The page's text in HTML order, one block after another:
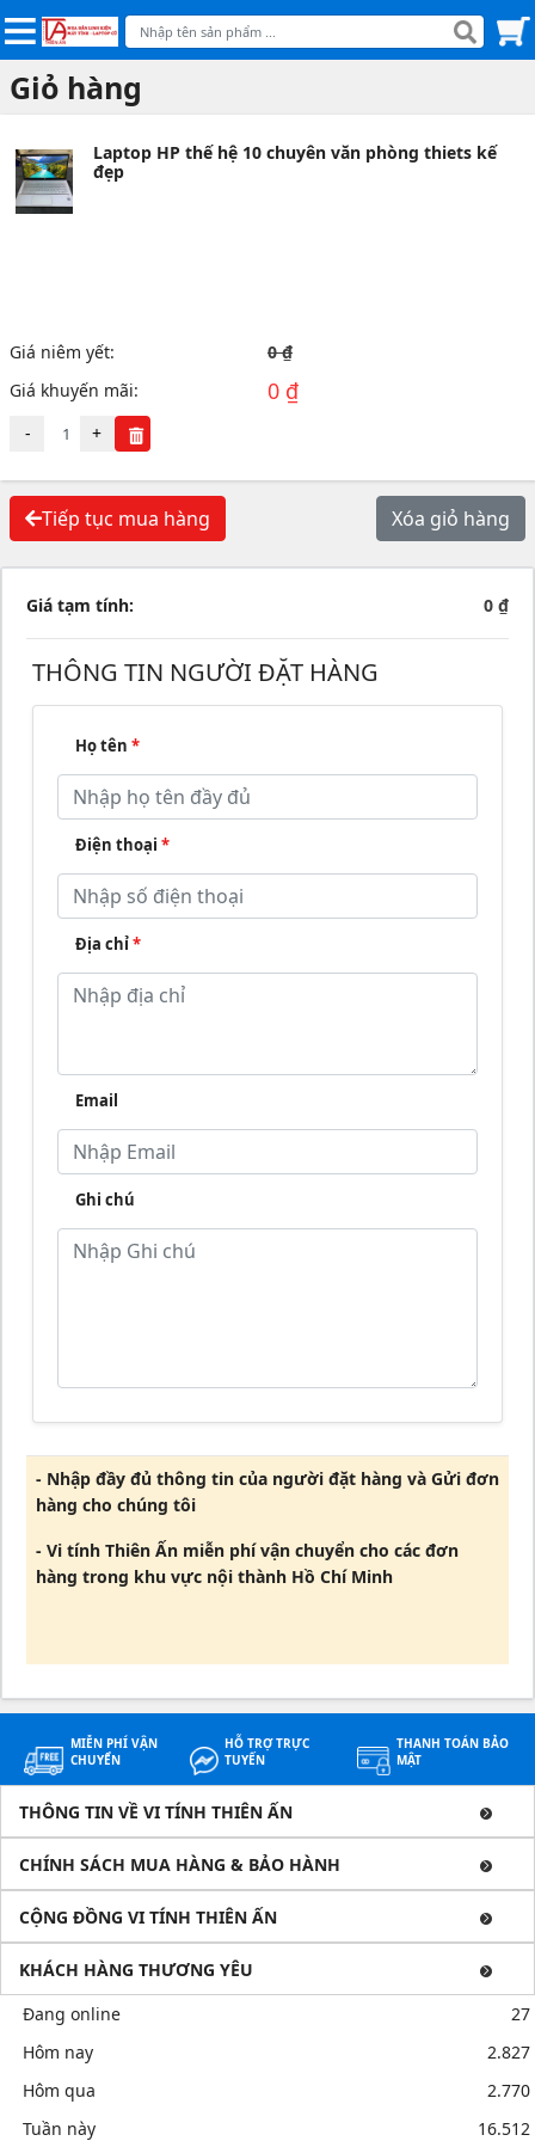
Giỏ hàng
Laptop HP thế hệ 10 chuyên văn phòng thiets kế
đẹp
Giá niêm yết:
0 ₫
Giá khuyến mãi:
0 ₫
- +
Tiếp tục mua hàng Xóa giỏ hàng
Giá tạm tính: 0 ₫
THÔNG TIN NGƯỜI ĐẶT HÀNG
Họ tên *
Điện thoại *
Địa chỉ*
Email
Ghi chú
- Nhập đầy đủ thông tin của người đặt hàng và Gửi đơn
hàng cho chúng tôi
- Vi tính Thiên Ấn miễn phí vận chuyển cho các đơn
hàng trong khu vực nội thành Hồ Chí Minh
MIỄN PHÍ VẬN
CHUYỂN
HỖ TRỢ TRỰC
TUYẾN
THANH TOÁN BẢO
MẬT
THÔNG TIN VỀ VI TÍNH THIÊN ẤN
CHÍNH SÁCH MUA HÀNG & BẢO HÀNH
CỘNG ĐỒNG VI TÍNH THIÊN ẤN
KHÁCH HÀNG THƯƠNG YÊU
Đang online
27
Hôm nay
2.827
Hôm qua
2.770
Tuần này
16.512